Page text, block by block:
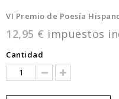
VI Premio de Poesía
12,95 € impuestos
Cantidad